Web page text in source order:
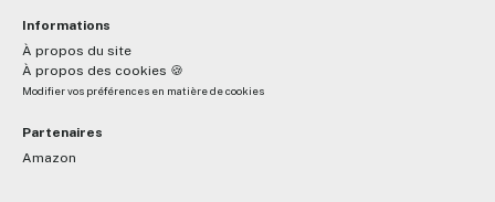
Informations
À propos du site
À propos des cookies 🍪
Modifier vos préférences en matière de cookies
Partenaires
Amazon